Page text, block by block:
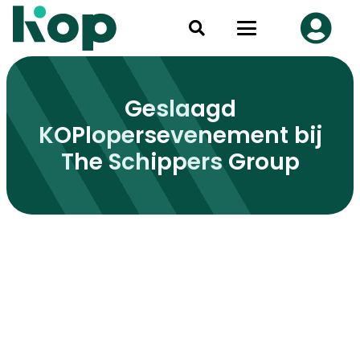
Geslaagd
KOPlopersevenement bij
The Schippers Group